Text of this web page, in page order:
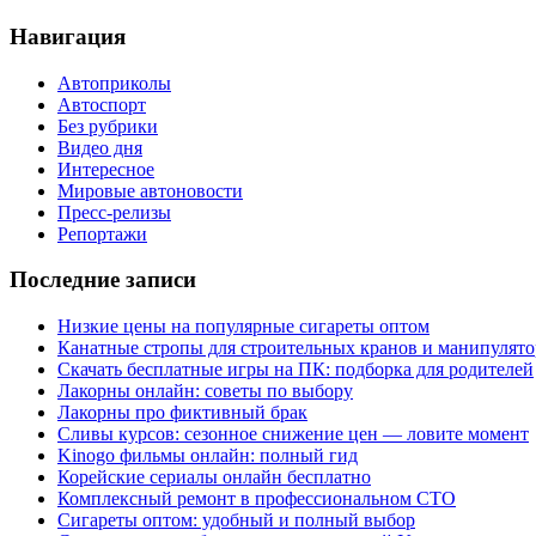
Навигация
Автоприколы
Автоспорт
Без рубрики
Видео дня
Интересное
Мировые автоновости
Пресс-релизы
Репортажи
Последние записи
Низкие цены на популярные сигареты оптом
Канатные стропы для строительных кранов и
Скачать бесплатные игры на ПК: подборка для родителей
Лакорны онлайн: советы по выбору
Лакорны про фиктивный брак
Сливы курсов: сезонное снижение цен — ловите момент
Kinogo фильмы онлайн: полный гид
Корейские сериалы онлайн бесплатно
Комплексный ремонт в профессиональном СТО
Сигареты оптом: удобный и полный выбор